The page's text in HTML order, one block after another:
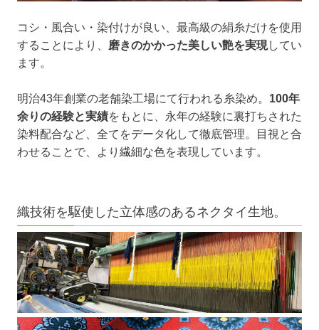
コシ・風合い・染付けが良い、最高級の絹糸だけを使用
することにより、 磨きのかかった美しい艶を実現してい
ます。
明治43年創業の老舗染工場にて行われる糸染め。 100年
余りの経験と実績をもとに、永年の経験に裏打ちされた
染料配合など、全てをデータ化して徹底管理。目視と合
わせることで、より繊細な色を表現しています。
織技術を駆使した立体感のあるネクタイ生地。